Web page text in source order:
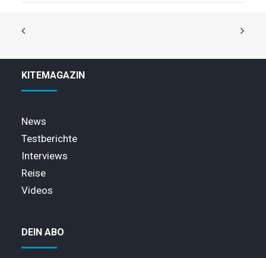
KITEMAGAZIN
News
Testberichte
Interviews
Reise
Videos
DEIN ABO